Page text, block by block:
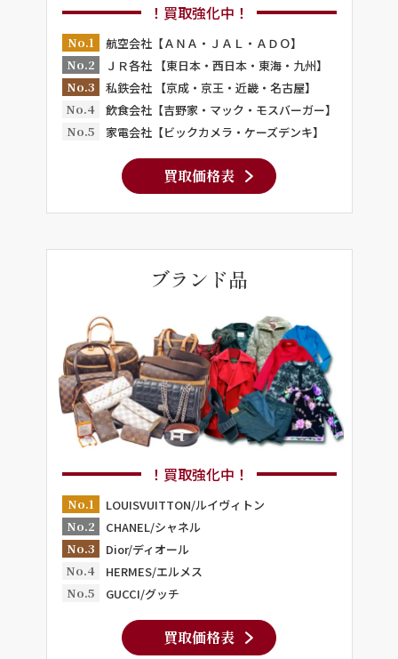
！買取強化中！
No.1
航空会社【ＡＮＡ・ＪＡＬ・ＡＤＯ】
No.2
ＪＲ各社 【東日本・西日本・東海・九州】
No.3
私鉄会社 【京成・京王・近畿・名古屋】
No.4
飲食会社【吉野家・マック・モスバーガー】
No.5
家電会社【ビックカメラ・ケーズデンキ】
買取価格表
ブランド品
！買取強化中！
No.1
LOUISVUITTON/ルイヴィトン
No.2
CHANEL/シャネル
No.3
Dior/ディオール
No.4
HERMES/エルメス
No.5
GUCCI/グッチ
買取価格表